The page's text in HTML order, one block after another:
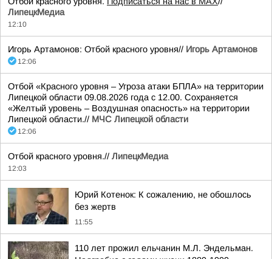
ЛипецкМедиа
12:10
Игорь Артамонов: Отбой красного уровня// Игорь Артамонов
12:06
Отбой «Красного уровня – Угроза атаки БПЛА» на территории
Липецкой области 09.08.2026 года с 12.00. Сохраняется
«Желтый уровень – Воздушная опасность» на территории
Липецкой области.// МЧС Липецкой области
12:06
Отбой красного уровня.// ЛипецкМедиа
12:03
Юрий Котенок: К сожалению, не обошлось
без жертв
11:55
110 лет прожил ельчанин М.Л. Эндельман.